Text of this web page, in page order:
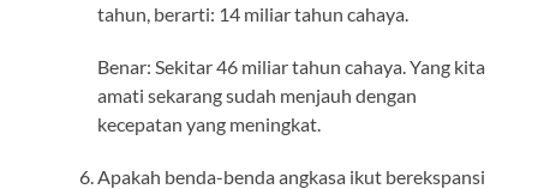
tahun, berarti: 14 miliar tahun cahaya.
Benar: Sekitar 46 miliar tahun cahaya. Yang kita
amati sekarang sudah menjauh dengan
kecepatan yang meningkat.
Apakah benda-benda angkasa ikut berekspansi